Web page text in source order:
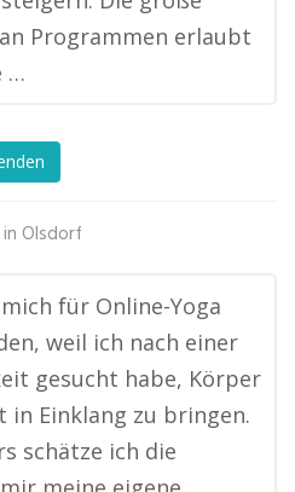
Programmen erlaubt
…
Olsdorf
für Online-Yoga
weil ich nach einer
gesucht habe, Körper
in Einklang zu bringen.
schätze ich die